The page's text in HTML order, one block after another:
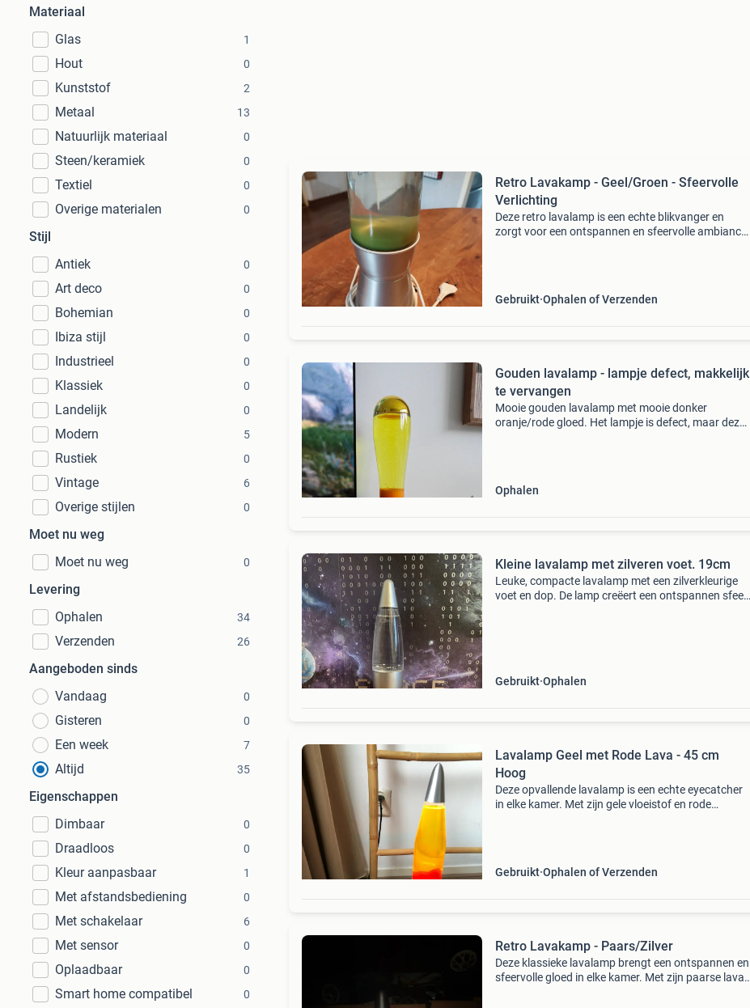
Materiaal
Glas
1
Hout 0
Kunststof 2
Metaal 13
Natuurlijk materiaal 0
Steen/keramiek 0
Textiel 0
Overige materialen 0
Stijl
Antiek
0
Art deco 0
Bohemian 0
Ibiza stijl 0
Industrieel 0
Klassiek 0
Landelijk 0
Modern 5
Rustiek 0
Vintage 6
Overige stijlen 0
Moet nu weg
Moet nu weg
0
Levering
Ophalen
34
Verzenden 26
Aangeboden sinds
Vandaag
0
Gisteren 0
Een week 7
Altijd 35
Eigenschappen
Dimbaar
0
Draadloos 0
Kleur aanpasbaar 1
Met afstandsbediening 0
Met schakelaar 6
Met sensor 0
Oplaadbaar 0
Smart home compatibel 0
Retro Lavakamp - Geel/Groen - Sfeervolle
Verlichting
Deze retro lavalamp is een echte blikvanger en
zorgt voor een ontspannen en sfeervolle ambiance
Gebruikt Ophalen of Verzenden
Gouden lavalamp - lampje defect, makkelijk
te vervangen
Mooie gouden lavalamp met mooie donker
oranje/rode gloed. Het lampje is defect, maar deze
Ophalen
Kleine lavalamp met zilveren voet. 19cm
Leuke, compacte lavalamp met een zilverkleurige
voet en dop. De lamp creëert een ontspannen sfeer
Gebruikt Ophalen
Lavalamp Geel met Rode Lava - 45 cm
Hoog
Deze opvallende lavalamp is een echte eyecatcher
in elke kamer. Met zijn gele vloeistof en rode
Gebruikt Ophalen of Verzenden
Retro Lavakamp - Paars/Zilver
Deze klassieke lavalamp brengt een ontspannen en
sfeervolle gloed in elke kamer. Met zijn paarse lava